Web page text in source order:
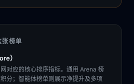
榜单
）
对应的核心排序指标。通用 Arena 榜
分；智能体榜单则展示净提升及多项